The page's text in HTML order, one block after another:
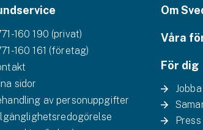
160 190 (privat)
160 161 (företag)
sidor
av personuppgifter
Om
Våra
För dig
Press